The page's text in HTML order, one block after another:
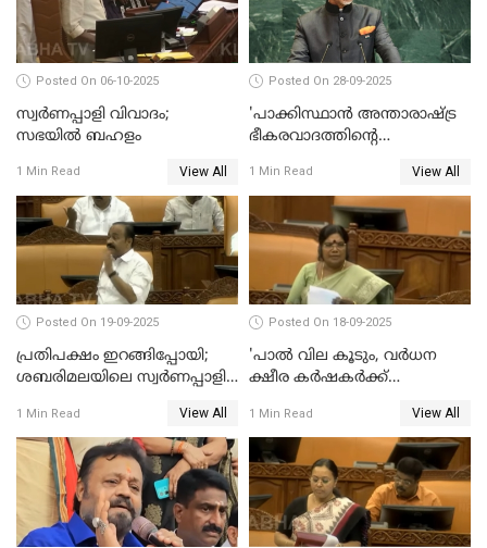
Posted On 06-10-2025
സ്വർണപ്പാളി വിവാദം;
സഭയിൽ ബഹളം
1 Min Read View All
Posted On 28-09-2025
'പാക്കിസ്ഥാന്‍ അന്താരാഷ്ട്ര
ഭീകരവാദത്തിന്റെ
ജയശങ്കര്‍
1 Min Read View All
Posted On 19-09-2025
പ്രതിപക്ഷം ഇറങ്ങിപ്പോയി;
ശബരിമലയിലെ സ്വർണപ്പാളി
പ്രമേയത്തിന് അനുമതിയില്ല
WATCH VIDEO
1 Min Read View All
Posted On 18-09-2025
'പാൽ വില കൂടും, വർധന
ക്ഷീര കർഷകർക്ക്
ജെ ചിഞ്ചുറാണി
1 Min Read View All